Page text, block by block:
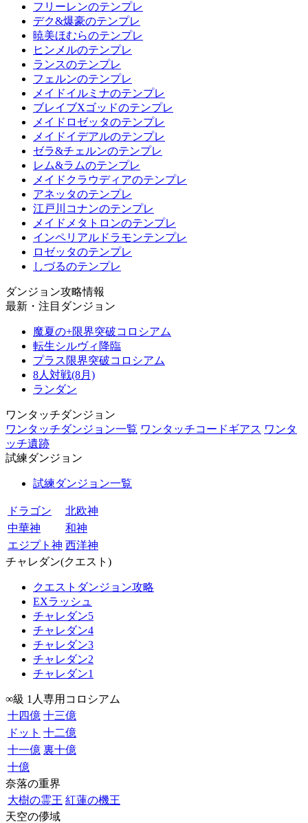
フリーレンのテンプレ
デク&爆豪のテンプレ
暁美ほむらのテンプレ
ヒンメルのテンプレ
ランスのテンプレ
フェルンのテンプレ
メイドイルミナのテンプレ
ブレイブXゴッドのテンプレ
メイドロゼッタのテンプレ
メイドイデアルのテンプレ
ゼラ&チェルンのテンプレ
レム&ラムのテンプレ
メイドクラウディアのテンプレ
アネッタのテンプレ
江戸川コナンのテンプレ
メイドメタトロンのテンプレ
インペリアルドラモンテンプレ
ロゼッタのテンプレ
しづるのテンプレ
ダンジョン攻略情報
最新・注目ダンジョン
魔夏の+限界突破コロシアム
転生シルヴィ降臨
プラス限界突破コロシアム
8人対戦(8月)
ランダン
ワンタッチダンジョン
ワンタッチダンジョン一覧 ワンタッチコードギアス ワンタ
ッチ遺跡
試練ダンジョン
試練ダンジョン一覧
ドラゴン
北欧神
中華神
和神
エジプト神 西洋神
チャレダン(クエスト)
クエストダンジョン攻略
EXラッシュ
チャレダン5
チャレダン4
チャレダン3
チャレダン2
チャレダン1
∞級 1人専用コロシアム
十四億 十三億
ドット 十二億
十一億 裏十億
十億
奈落の重界
大樹の霊王 紅蓮の機王
天空の儚域